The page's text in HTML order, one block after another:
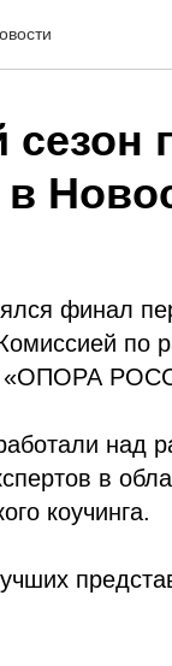
финал
по
«ОПОРА
над
в
коучинга.